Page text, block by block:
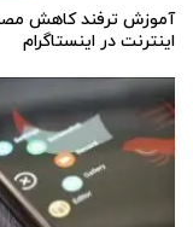
آموزش ترفند کاهش
اینترنت در اینستاگرام